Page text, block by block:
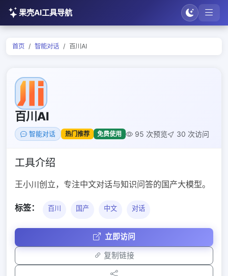
果壳AI工具导航
首页 智能对话 百川AI
百川AI
智能对话 热门推荐 免费使用 95 次预览 30 次访问
工具介绍
王小川创立，专注中文对话与知识问答的国产大模型。
标签： 百川 国产 中文 对话
立即访问
复制链接